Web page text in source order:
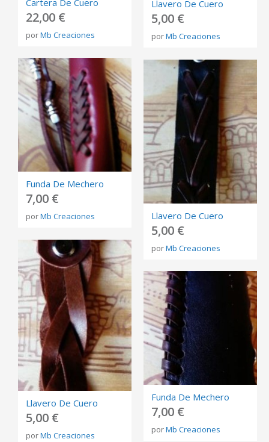
22,00 €
porMb Creaciones
Llavero De Cuero
5,00 €
porMb Creaciones
Funda De Mechero
7,00 €
porMb Creaciones Llavero De Cuero
5,00 €
porMb Creaciones
Llavero De Cuero
5,00 €
porMb Creaciones
Funda De Mechero
7,00 €
porMb Creaciones